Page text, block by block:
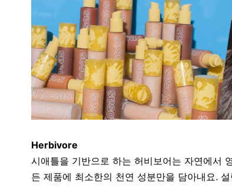
Herbivore
시애틀을 기반으로 하는 허비보어는 자연에서
든 제품에 최소한의 천연 성분만을 담아내요.